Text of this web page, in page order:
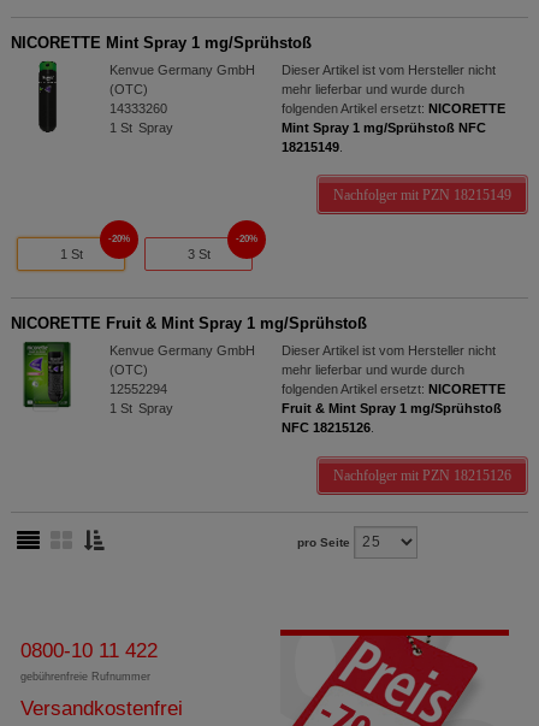
NICORETTE Mint Spray 1 mg/Sprühstoß
Kenvue Germany GmbH
(OTC)
14333260
1St Spray
Dieser Artikel ist vom Hersteller nicht
mehr lieferbar und wurde durch
folgenden Artikel ersetzt: NICORETTE
Mint Spray 1 mg/Sprühstoß NFC
18215149.
Nachfolger mit PZN 18215149
1 St
20%
3 St
20%
NICORETTE Fruit & Mint Spray 1 mg/Sprühstoß
Kenvue Germany GmbH
(OTC)
12552294
1St Spray
Dieser Artikel ist vom Hersteller nicht
mehr lieferbar und wurde durch
folgenden Artikel ersetzt: NICORETTE
Fruit & Mint Spray 1 mg/Sprühstoß
NFC 18215126.
Nachfolger mit PZN 18215126
pro Seite
0800-10 11 422
gebührenfreie Rufnummer
Versandkostenfrei